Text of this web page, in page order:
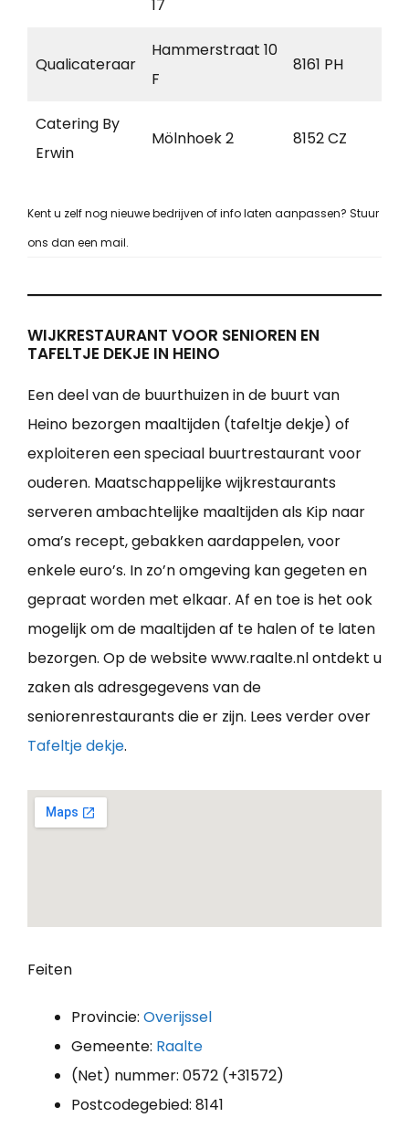
17
Qualicateraar
Hammerstraat 10
F
8161 PH
Catering By
Erwin
Mölnhoek 2 8152 CZ
Kent u zelf nog nieuwe bedrijven of info laten aanpassen? Stuur
ons dan een mail.
WIJKRESTAURANT VOOR SENIOREN EN
TAFELTJE DEKJE IN HEINO
Een deel van de buurthuizen in de buurt van
Heino bezorgen maaltijden (tafeltje dekje) of
exploiteren een speciaal buurtrestaurant voor
ouderen. Maatschappelijke wijkrestaurants
serveren ambachtelijke maaltijden als Kip naar
oma’s recept, gebakken aardappelen, voor
enkele euro’s. In zo’n omgeving kan gegeten en
gepraat worden met elkaar. Af en toe is het ook
mogelijk om de maaltijden af te halen of te laten
bezorgen. Op de website www.raalte.nl ontdekt u
zaken als adresgegevens van de
seniorenrestaurants die er zijn. Lees verder over
Tafeltje dekje.
Feiten
Provincie: Overijssel
Gemeente: Raalte
(Net) nummer: 0572 (+31572)
Postcodegebied: 8141